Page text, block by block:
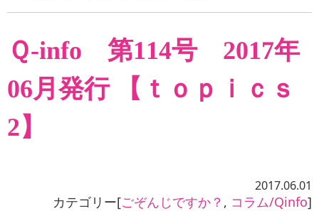
Ｑ-info 第114号 2017年
06月発行 【ｔｏｐｉｃｓ
2】
2017.06.01
カテゴリー[ごぞんじですか？ , コラム/Qinfo]